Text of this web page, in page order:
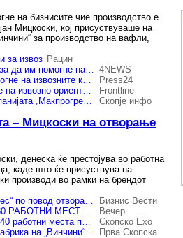
на бизнисите чие производство е
Мицкоски, кој присуствуваше на
за производство на вафли,
за извоз Рацин
Мицкоски: Владата ќе направи сé што може за да им помогне на извозно ориентираните компании 4NEWS
Мицкоски: Владата ќе стори сѐ за да им помогне на извозните компании
Press24
Мицкоски: Ќе сториме сè за да им помогнеме на извозно ориентираните компании во реализација на нивните амбиции
Frontline
Мицкоски денеска во работна посета на компанијата „Макпрогрес“ во Виница: Како Влада ќе сториме сè што можеме за да помагаме ваков тип на бизниси
Скопје инфо
– Мицкоски на отворање
денеска ќе престојува во работна
каде што ќе присуствува на
производи во рамки на брендот
Премиерот Мицкоски во посета на „Макпрогрес“ по повод отворање нова фабрика на „Винчини“
Бизнис Вести
ИНВЕСТИЦИЈА ОД 8,5 МИЛИОНИ ЕВРА И 80 РАБОТНИ МЕСТА – Мицкоски на отворање фабрика во Виница
Вечер
Премиерот Мицкоски денес во Виница, нови 40 работни места по проширување на брендот „Винчини“
Скопско Ехо
Премиерот Мицкоски на отворање на нова фабрика на „Винчини“ во Виница
Прва Скопска